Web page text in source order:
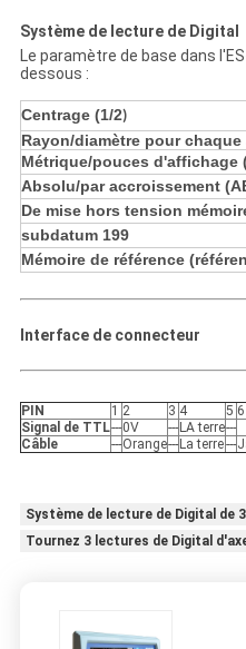
Système de lecture de Digital
Le paramètre de base dans
dessous :
Centrage (1/2)
Rayon/diamètre pour chaque
Métrique/pouces d'affichage
Absolu/par accroissement
De mise hors tension
subdatum 199
Mémoire de référence
Interface de connecteur
PIN 1 2 3 4 5 6
Signal de TTL---0V ---LA terre---
Câble
---Orange---La terre---
Système de lecture de Digital de
Tournez 3 lectures de Digital